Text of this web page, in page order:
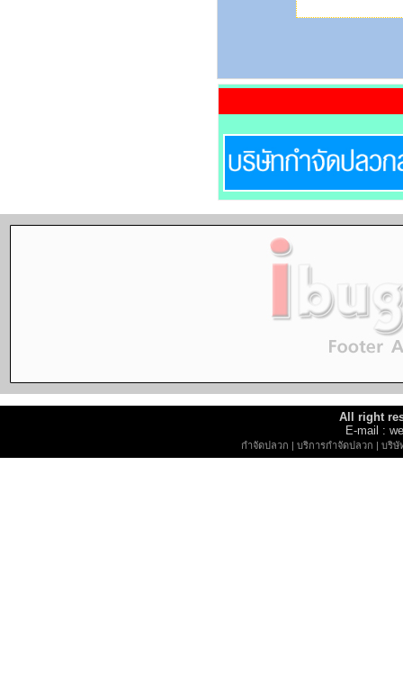
All right
E-mail :
กำจัดปลวก | บริการกำจัดปลวก | บริษั